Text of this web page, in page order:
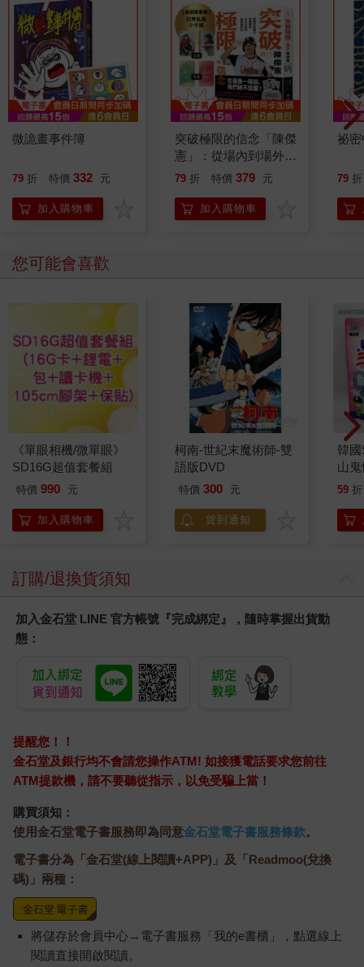
微詭畫事件簿
79 折 特價 332 元
加入購物車
突破極限的信念「陳傑
憲」：從場內到場外，
台灣隊長全力以赴的堅
「日常私服小卡組」）
79 折 特價 379 元
加入購物車
祕
79 折
您可能會喜歡
《單眼相機/微單眼》
SD16G超值套餐組
特價 990 元
加入購物車
柯南-世紀末魔術師-雙
語版DVD
特價 300 元
貨到通知
韓
山
450
59 折
訂購/退換貨須知
加入金石堂 LINE 官方帳號『完成綁定』，隨時掌握出貨動
態：
提醒您！！
金石堂及銀行均不會請您操作ATM! 如接獲電話要求您前往
ATM提款機，請不要聽從指示，以免受騙上當！
購買須知：
使用金石堂電子書服務即為同意金石堂電子書服務條款。
電子書分為「金石堂(線上閱讀+APP)」及「Readmoo(兌換
碼)」兩種：
將儲存於會員中心→電子書服務「我的e書櫃」，點選線上
閱讀直接開啟閱讀。